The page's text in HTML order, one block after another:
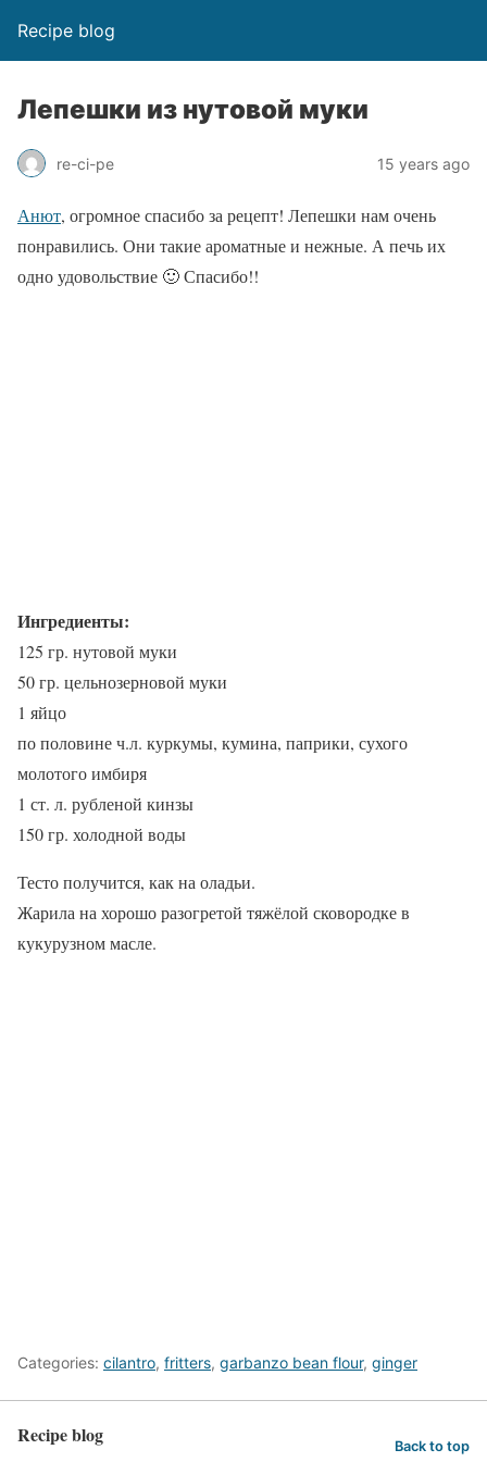
Recipe blog
Лепешки из нутовой муки
re-ci-pe 15 years ago
Анют, огромное спасибо за рецепт! Лепешки нам очень
понравились. Они такие ароматные и нежные. А печь их
одно удовольствие 🙂 Спасибо!!
Ингредиенты:
125 гр. нутовой муки
50 гр. цельнозерновой муки
1 яйцо
по половине ч.л. куркумы, кумина, паприки, сухого
молотого имбиря
1 ст. л. рубленой кинзы
150 гр. холодной воды
Тесто получится, как на оладьи.
Жарила на хорошо разогретой тяжёлой сковородке в
кукурузном масле.
Categories: cilantro, fritters, garbanzo bean flour, ginger
Recipe blog Back to top